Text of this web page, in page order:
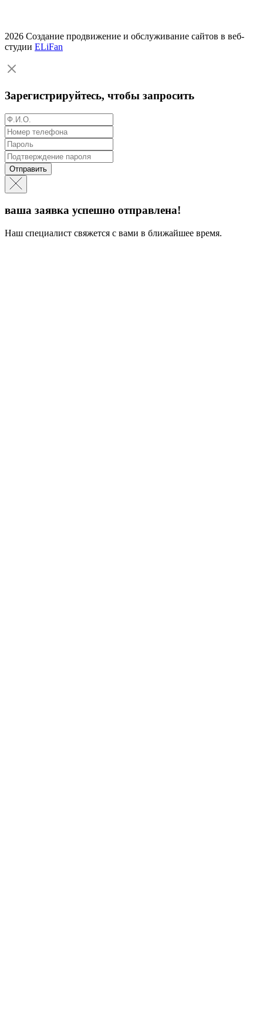
2026 Создание продвижение и обслуживание сайтов в веб-
студии ELiFan
Зарегистрируйтесь, чтобы запросить
Отправить
ваша заявка успешно отправлена!
Наш специалист свяжется с вами в ближайшее время.